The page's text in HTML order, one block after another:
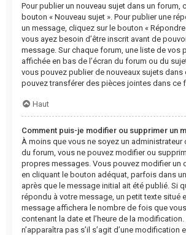
Pour publier un nouveau sujet dans un forum,
bouton « Nouveau sujet ». Pour publier une
un message, cliquez sur le bouton «
vous ayez besoin d’être inscrit avant de
message. Sur chaque forum, une liste de vos
affichée en bas de l’écran du forum ou du
vous pouvez publier de nouveaux sujets dans
pouvez transférer des pièces jointes dans ce
Haut
Comment puis-je modifier ou supprimer un
À moins que vous ne soyez un administrateur
du forum, vous ne pouvez modifier ou
propres messages. Vous pouvez modifier un
en cliquant le bouton adéquat, parfois dans
après que le message initial ait été publié. Si
répondu à votre message, un petit texte situé
message affichera le nombre de fois que
contenant la date et l’heure de la
n’apparaîtra pas s’il s’agit d’une modification